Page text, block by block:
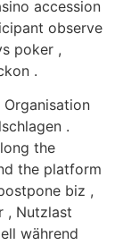
accession
observe
poker ,
.
Organisation
.
the
the platform
biz ,
, Nutzlast
während